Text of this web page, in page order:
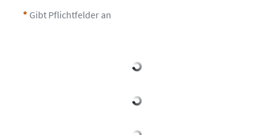
Gibt Pflichtfelder an